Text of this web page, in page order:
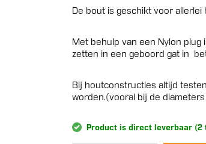
De bout is geschikt voor
Met behulp van een Nylon
zetten in een geboord gat in
Bij houtconstructies altijd
worden.(vooral bij de
Product is direct leverbaar (2